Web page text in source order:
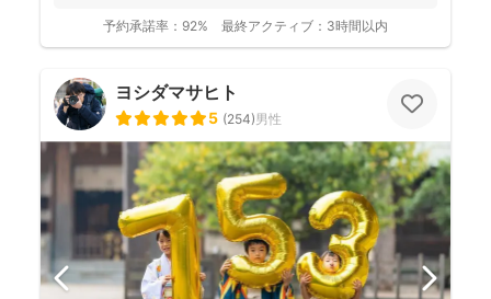
予約承諾率： 92% 最終アクティブ： 3時間以内
ヨシダマサヒト
5 (254)男性